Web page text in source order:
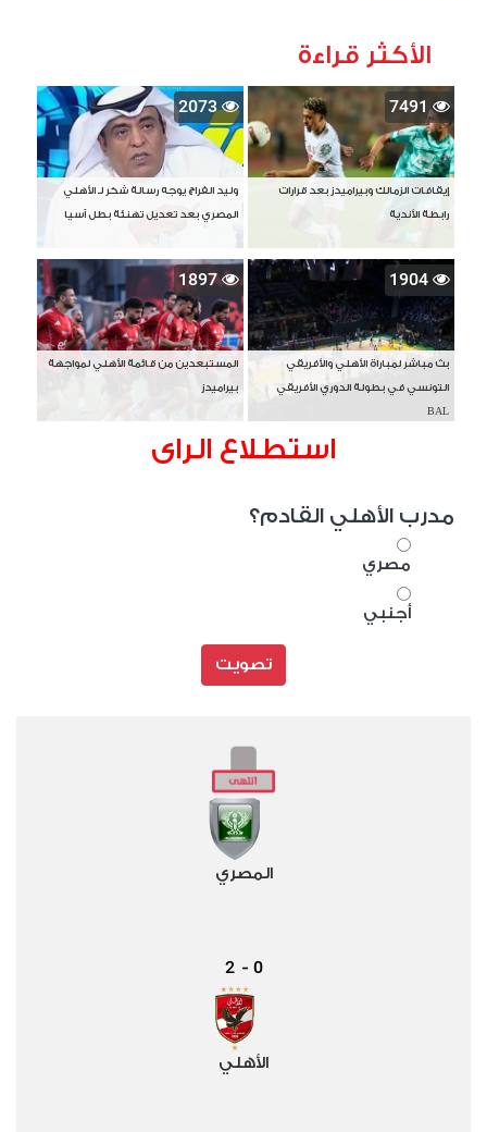
الأكثر قراءة
7491
إيقافات الزمالك وبيراميدز بعد قرارات
رابطة الأندية
2073
وليد الفراج يوجه رسالة شكر لـ الأهلي
المصري بعد تعديل تهنئة بطل آسيا
1904
بث مباشر لمباراة الأهلي والأفريقي
التونسي في بطولة الدوري الأفريقي
BAL
1897
المستبعدين من قائمة الأهلي لمواجهة
بيراميدز
استطلاع الراى
مدرب الأهلي القادم؟
مصري
أجنبي
تصويت
المصري
0
-
2
الأهلي